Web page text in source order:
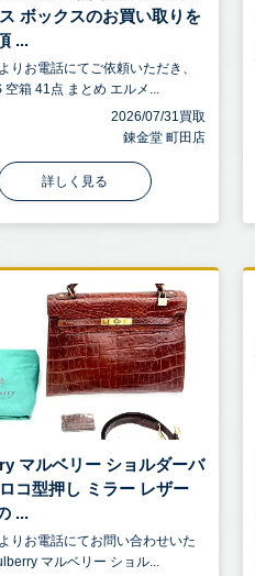
ボックスのお買い取りを
...
りお電話にてご依頼いただき、
空箱 41点 まとめ エルメ...
2026/07/31買取
錬金堂 町田店
詳しく見る
マルベリー ショルダーバ
コ型押し ミラー レザー
...
りお電話にてお問い合わせいた
マルベリー ショル...